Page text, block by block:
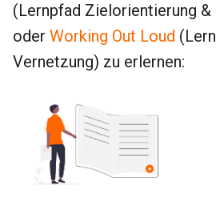
i
e
r
(Lernpfad Zielorientierung &
oder Working Out Loud
Vernetzung) zu erlernen: